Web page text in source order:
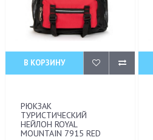
В КОРЗИНУ
РЮКЗАК
ТУРИСТИЧЕСКИЙ
НЕЙЛОН ROYAL
MOUNTAIN 7915 RED